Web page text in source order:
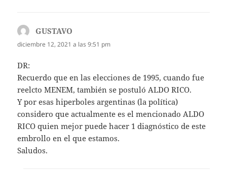
GUSTAVO
diciembre 12, 2021 a las 9:51 pm
DR:
Recuerdo que en las elecciones de 1995, cuando fue
reelcto MENEM, también se postuló ALDO RICO.
Y por esas hiperboles argentinas (la política)
considero que actualmente es el mencionado ALDO
RICO quien mejor puede hacer 1 diagnóstico de este
embrollo en el que estamos.
Saludos.